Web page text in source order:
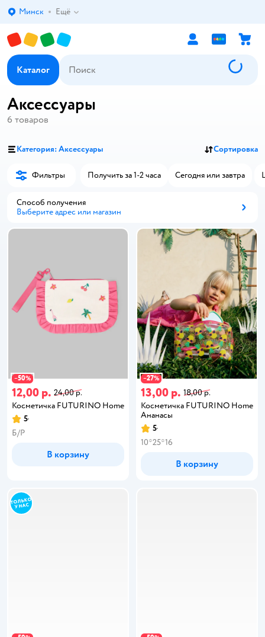
Выбор адреса доставки.
Минск Ещё
Каталог
Аксессуары
6 товаров
Категория: Аксессуары Сортировка
Фильтры Получить за 1-2 часа Сегодня или завтра
Способ получения
Выберите адрес или магазин
−50%
12,00 р. 24,00 р.
Косметичка FUTURINO Home
5
Б/Р
В корзину
−27%
13,00 р. 18,00 р.
Косметичка FUTURINO Home
Ананасы
5
10*25*16
В корзину